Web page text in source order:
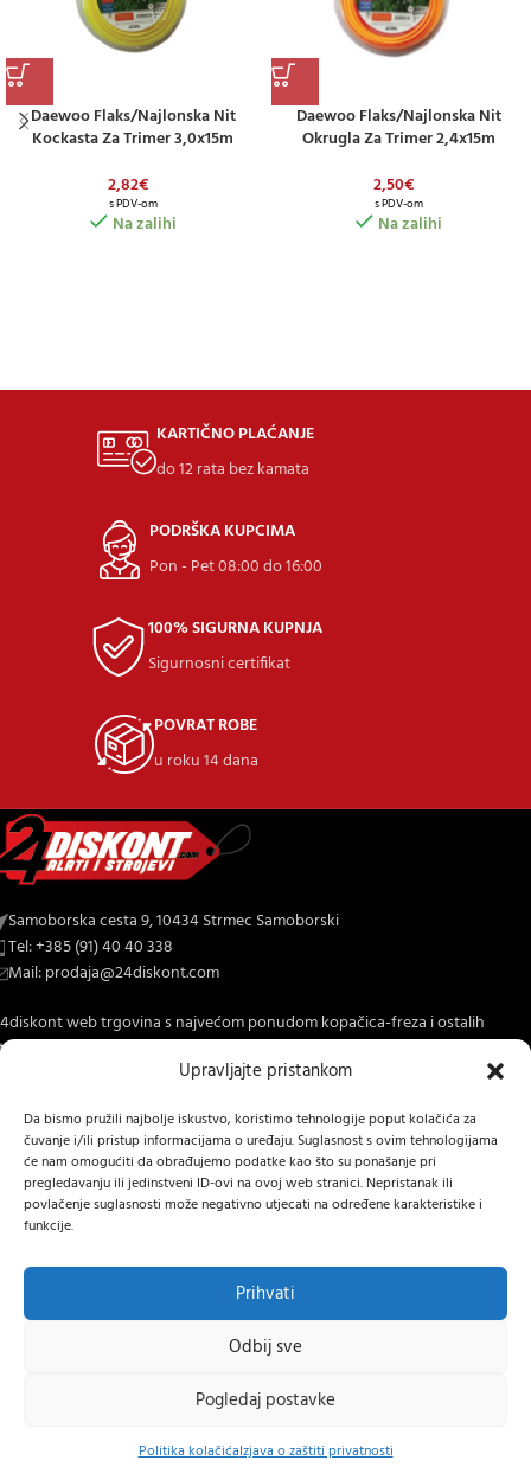
Upravljajte pristankom
Da bismo pružili najbolje iskustvo, koristimo tehnologije poput kolačića za
čuvanje i/ili pristup informacijama o uređaju. Suglasnost s ovim tehnologijama
će nam omogućiti da obrađujemo podatke kao što su ponašanje pri
pregledavanju ili jedinstveni ID-ovi na ovoj web stranici. Nepristanak ili
povlačenje suglasnosti može negativno utjecati na određene karakteristike i
funkcije.
Prihvati
Odbij sve
Pogledaj postavke
Politika kolačićaIzjava o zaštiti privatnosti
Daewoo Flaks/najlonska Nit
Kockasta Za Trimer 3,0x15m
2,82€
s PDV-om
Na zalihi
Daewoo Flaks/najlonska Nit
Okrugla Za Trimer 2,4x15m
2,50€
s PDV-om
Na zalihi
KARTIČNO PLAĆANJE
do 12 rata bez kamata
PODRŠKA KUPCIMA
Pon - Pet 08:00 do 16:00
100% SIGURNA KUPNJA
Sigurnosni certifikat
POVRAT ROBE
u roku 14 dana
Samoborska cesta 9, 10434 Strmec Samoborski
Tel: +385 (91) 40 40 338
Mail: prodaja@24diskont.com
web trgovina s najvećom ponudom kopačica-freza i ostalih
za dom i vrt.
INFORMACIJE O KUPNJI
OSTALE INFORMACIJE
nit kockasta za
s PDV-
↩
Hrvatski